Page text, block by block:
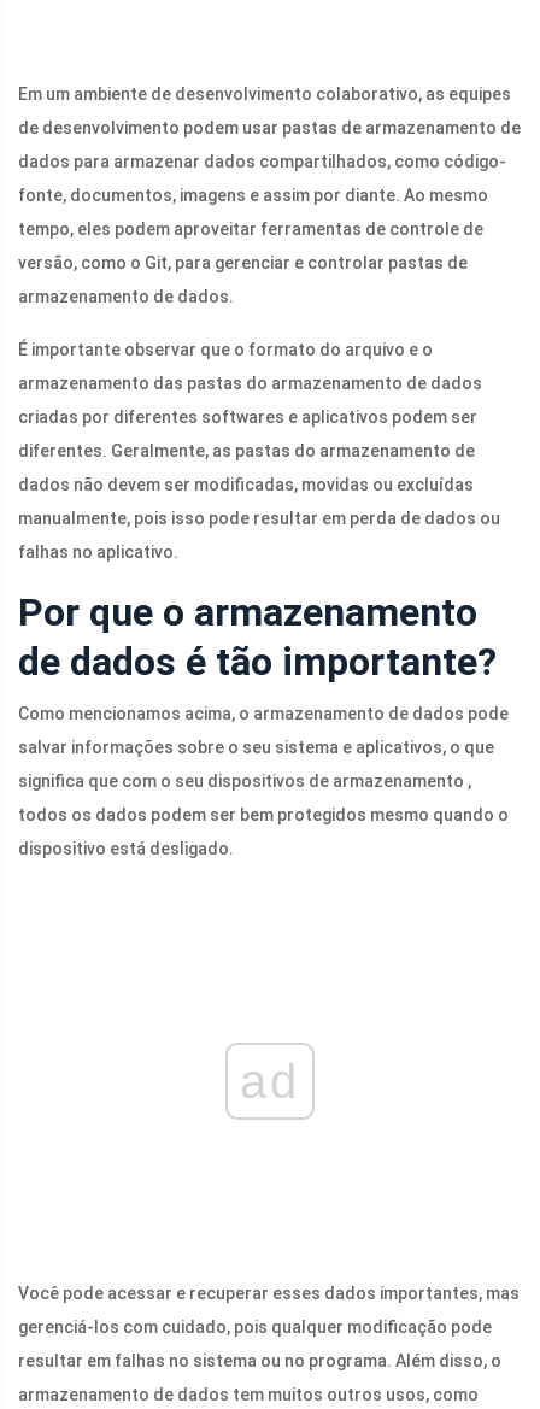
Em um ambiente de desenvolvimento colaborativo, as equipes
de desenvolvimento podem usar pastas de armazenamento de
dados para armazenar dados compartilhados, como código-
fonte, documentos, imagens e assim por diante. Ao mesmo
tempo, eles podem aproveitar ferramentas de controle de
versão, como o Git, para gerenciar e controlar pastas de
armazenamento de dados.
É importante observar que o formato do arquivo e o
armazenamento das pastas do armazenamento de dados
criadas por diferentes softwares e aplicativos podem ser
diferentes. Geralmente, as pastas do armazenamento de
dados não devem ser modificadas, movidas ou excluídas
manualmente, pois isso pode resultar em perda de dados ou
falhas no aplicativo.
Por que o armazenamento
de dados é tão importante?
Como mencionamos acima, o armazenamento de dados pode
salvar informações sobre o seu sistema e aplicativos, o que
significa que com o seu dispositivos de armazenamento ,
todos os dados podem ser bem protegidos mesmo quando o
dispositivo está desligado.
ad
Você pode acessar e recuperar esses dados importantes, mas
gerenciá-los com cuidado, pois qualquer modificação pode
resultar em falhas no sistema ou no programa. Além disso, o
armazenamento de dados tem muitos outros usos, como